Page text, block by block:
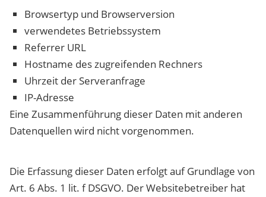
Browsertyp und Browserversion
verwendetes Betriebssystem
Referrer URL
Hostname des zugreifenden Rechners
Uhrzeit der Serveranfrage
IP-Adresse
Eine Zusammenführung dieser Daten mit anderen
Datenquellen wird nicht vorgenommen.
Die Erfassung dieser Daten erfolgt auf Grundlage von
Art. 6 Abs. 1 lit. f DSGVO. Der Websitebetreiber hat